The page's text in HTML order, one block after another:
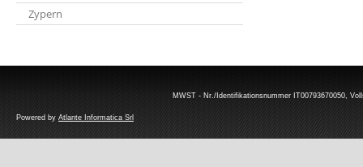
Zypern
MWST - Nr./Identifikationsnummer IT00793670050,
Powered by Atlante Informatica Srl